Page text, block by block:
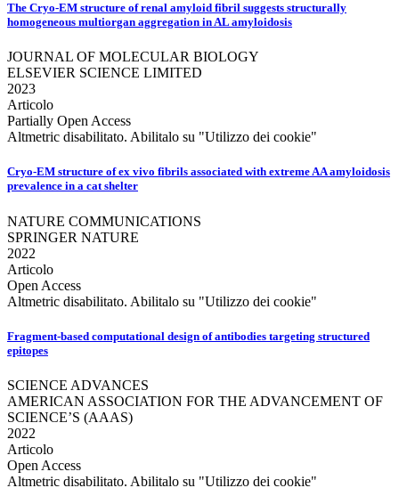
The Cryo-EM structure of renal amyloid fibril suggests structurally
homogeneous multiorgan aggregation in AL amyloidosis
JOURNAL OF MOLECULAR BIOLOGY
ELSEVIER SCIENCE LIMITED
2023
Articolo
Partially Open Access
Altmetric disabilitato. Abilitalo su "Utilizzo dei cookie"
Cryo-EM structure of ex vivo fibrils associated with extreme AA amyloidosis
prevalence in a cat shelter
NATURE COMMUNICATIONS
SPRINGER NATURE
2022
Articolo
Open Access
Altmetric disabilitato. Abilitalo su "Utilizzo dei cookie"
Fragment-based computational design of antibodies targeting structured
epitopes
SCIENCE ADVANCES
AMERICAN ASSOCIATION FOR THE ADVANCEMENT OF
SCIENCE’S (AAAS)
2022
Articolo
Open Access
Altmetric disabilitato. Abilitalo su "Utilizzo dei cookie"